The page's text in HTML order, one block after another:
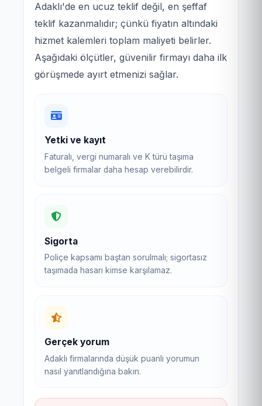
Adaklı'de en ucuz teklif değil, en şeffaf
teklif kazanmalıdır; çünkü fiyatın altındaki
hizmet kalemleri toplam maliyeti belirler.
Aşağıdaki ölçütler, güvenilir firmayı daha ilk
görüşmede ayırt etmenizi sağlar.
Yetki ve kayıt
Faturalı, vergi numaralı ve K türü taşıma
belgeli firmalar daha hesap verebilirdir.
Sigorta
Poliçe kapsamı baştan sorulmalı; sigortasız
taşımada hasarı kimse karşılamaz.
Gerçek yorum
Adaklı firmalarında düşük puanlı yorumun
nasıl yanıtlandığına bakın.